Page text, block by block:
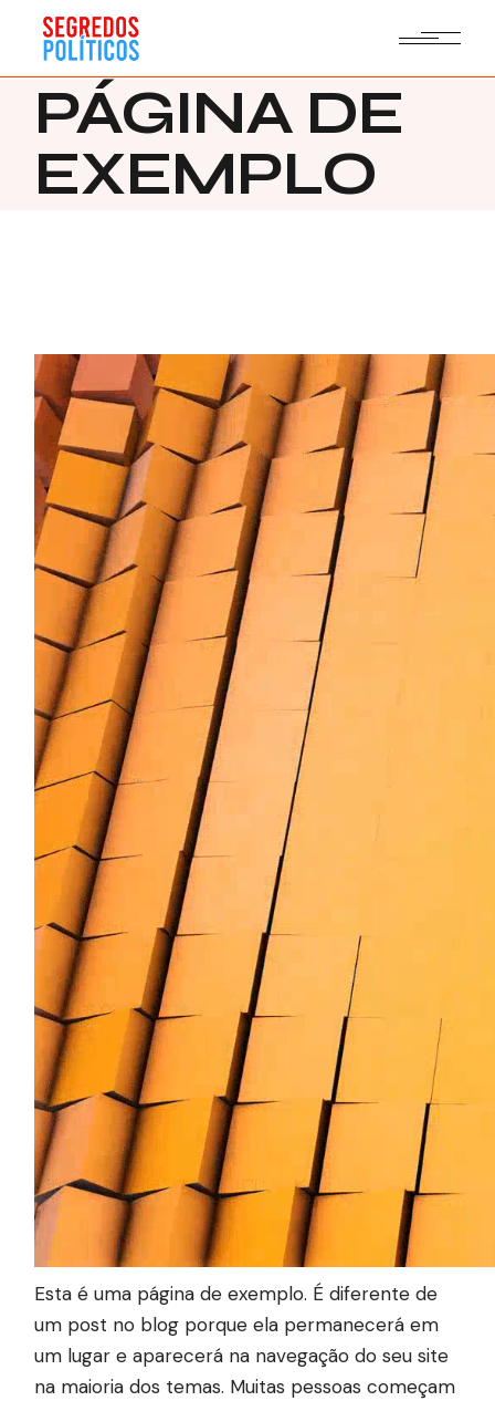
content
PÁGINA DE
EXEMPLO
Esta é uma página de exemplo. É diferente de
um post no blog porque ela permanecerá em
um lugar e aparecerá na navegação do seu site
na maioria dos temas. Muitas pessoas começam